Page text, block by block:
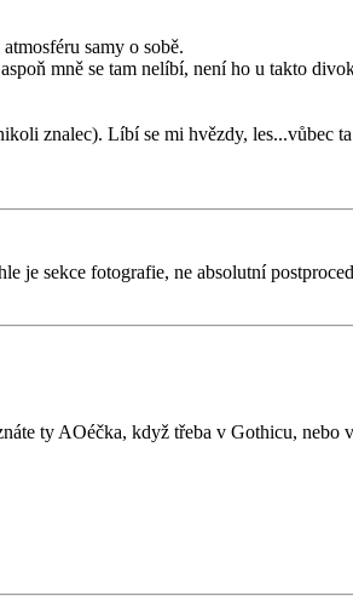
samy o sobě.
mně se tam nelíbí, není ho u takto
znalec). Líbí se mi hvězdy, les...vůbec
je sekce fotografie, ne absolutní
ty AOéčka, když třeba v Gothicu,